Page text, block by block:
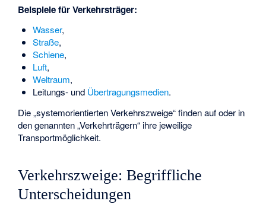
Beispiele für Verkehrsträger:
Wasser,
Straße,
Schiene,
Luft,
Weltraum,
Leitungs-und Übertragungsmedien.
Die „systemorientierten Verkehrszweige“ finden auf oder in
den genannten „Verkehrträgern“ ihre jeweilige
Transportmöglichkeit.
Verkehrszweige: Begriffliche
Unterscheidungen